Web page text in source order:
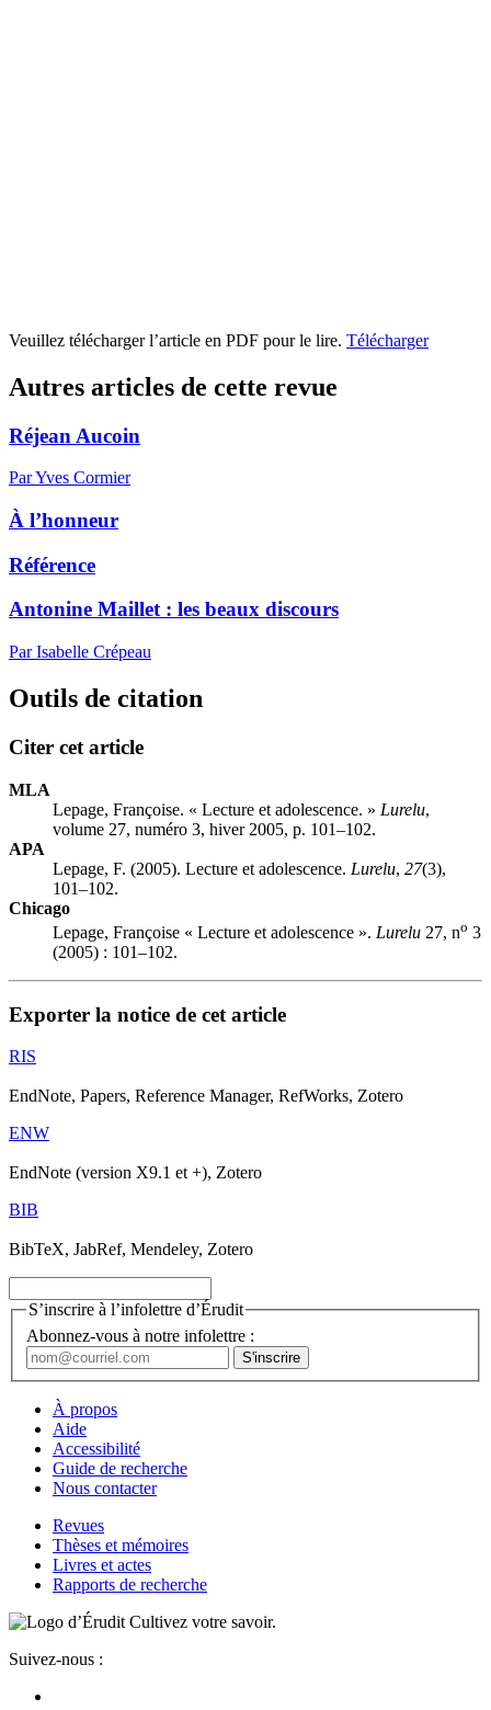
Veuillez télécharger l’article en PDF pour le lire. Télécharger
Autres articles de cette revue
Réjean Aucoin
Par Yves Cormier
À l’honneur
Référence
Antonine Maillet : les beaux discours
Par Isabelle Crépeau
Outils de citation
Citer cet article
MLA
Lepage, Françoise. « Lecture et adolescence. » Lurelu,
volume 27, numéro 3, hiver 2005, p. 101–102.
APA
Lepage, F. (2005). Lecture et adolescence. Lurelu, 27(3),
101–102.
Chicago
Lepage, Françoise « Lecture et adolescence ». Lurelu 27, no 3
(2005) : 101–102.
Exporter la notice de cet article
RIS
EndNote, Papers, Reference Manager, RefWorks, Zotero
ENW
EndNote (version X9.1 et +), Zotero
BIB
BibTeX, JabRef, Mendeley, Zotero
S’inscrire à l’infolettre d’Érudit
Abonnez-vous à notre infolettre :
À propos
Aide
Accessibilité
Guide de recherche
Nous contacter
Revues
Thèses et mémoires
Livres et actes
Rapports de recherche
Cultivez votre savoir.
Suivez-nous :